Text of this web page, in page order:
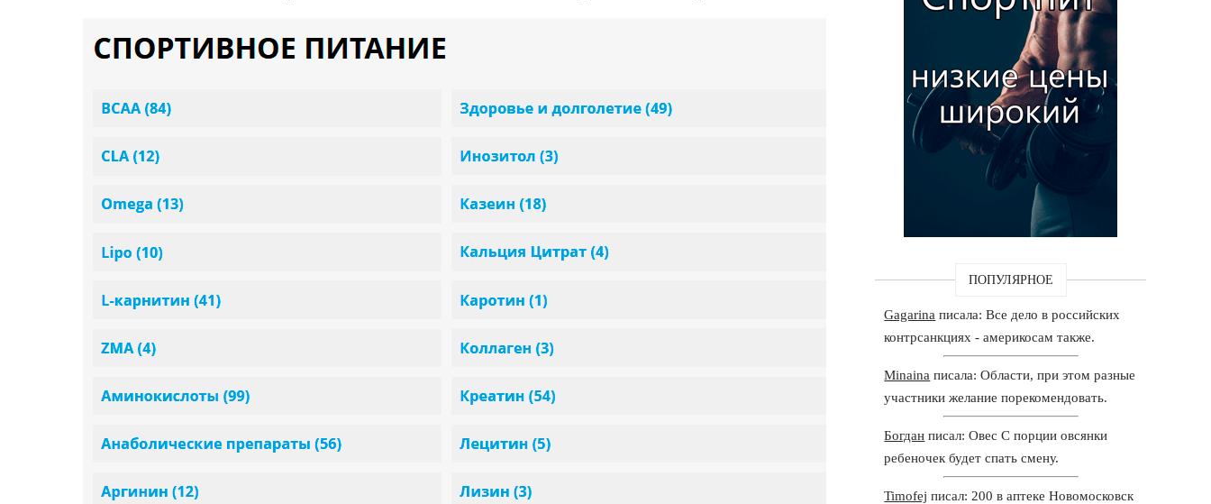
ПОПУЛЯРНОЕ
Gagarina писала: Все дело в российских
контрсанкциях - америкосам также.
Minaina писала: Области, при этом разные
участники желание порекомендовать.
Богдан писал: Овес С порции овсянки
ребеночек будет спать смену.
Timofej писал: 200 в аптеке Новомосковск